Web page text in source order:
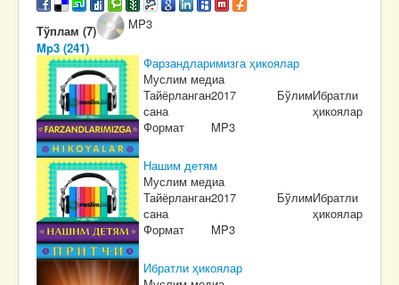
Тўплам (7)
Mp3 (241)
MP3
Фарзандларимизга ҳикоялар
Муслим медиа
Тайёрланган
сана
2017
Формат
MP3
БўлимИбратли
ҳикоялар
Нашим детям
Муслим медиа
Тайёрланган
сана
2017
Формат
MP3
БўлимИбратли
ҳикоялар
Ибратли ҳикоялар